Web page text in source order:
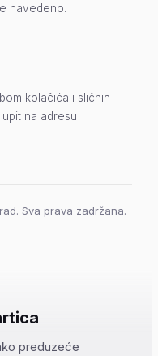
navedeno.
kolačića i sličnih
na adresu
Sva prava zadržana.
preduzeće